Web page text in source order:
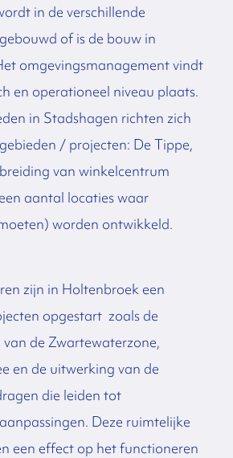
in de verschillende
of is de bouw in
omgevingsmanagement vindt
en operationeel niveau plaats.
in Stadshagen richten zich
/ projecten: De Tippe,
van winkelcentrum
aantal locaties waar
worden ontwikkeld.
zijn in Holtenbroek een
opgestart zoals de
de Zwartewaterzone,
en de uitwerking van de
die leiden tot
Deze ruimtelijke
een effect op het functioneren